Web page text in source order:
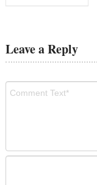
Leave a Reply